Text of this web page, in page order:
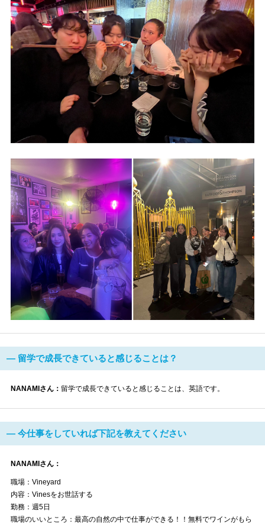
― 留学で成長できていると感じることは？
NANAMIさん： 留学で成長できていると感じることは、英語です。
― 今仕事をしていれば下記を教えてください
NANAMIさん：
職場：Vineyard
内容：Vinesをお世話する
勤務：週5日
職場のいいところ：最高の自然の中で仕事ができる！！無料でワインがもら